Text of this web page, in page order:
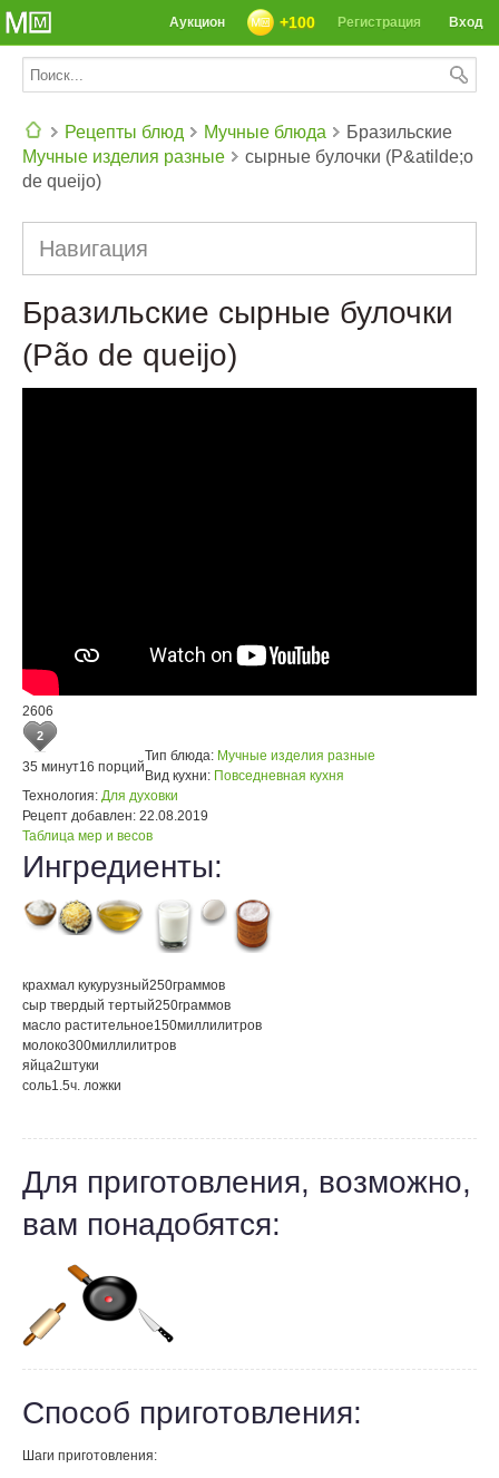
Вход
Регистрация
+100
Аукцион
Рецепты блюд
Мучные блюда
Мучные изделия разные
Бразильские
сырные булочки (P&atilde;o
de queijo)
Навигация
Бразильские сырные булочки
(Pão de queijo)
2606
2
35 минут16 порций
Тип блюда: Мучные изделия разные
Вид кухни: Повседневная кухня
Технология: Для духовки
Рецепт добавлен: 22.08.2019
Таблица мер и весов
Ингредиенты:
крахмал кукурузный250граммов
сыр твердый тертый250граммов
масло растительное150миллилитров
молоко300миллилитров
яйца2штуки
соль1.5ч. ложки
Для приготовления, возможно,
вам понадобятся:
Способ приготовления:
Шаги приготовления: